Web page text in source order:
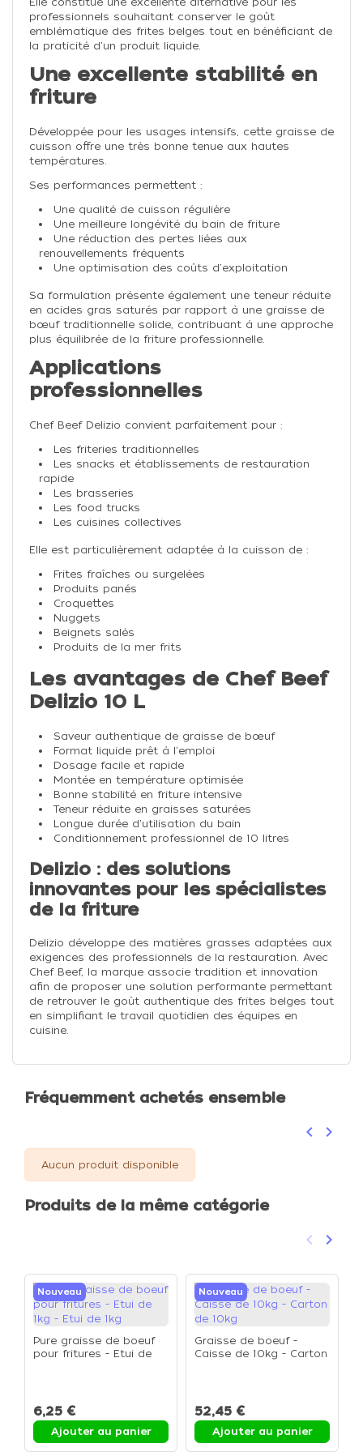
professionnels souhaitant conserver le goût
emblématique des frites belges tout en bénéficiant de
la praticité d'un produit liquide.
Une excellente stabilité en
friture
Développée pour les usages intensifs, cette graisse de
cuisson offre une très bonne tenue aux hautes
températures.
Ses performances permettent :
Une qualité de cuisson régulière
Une meilleure longévité du bain de friture
Une réduction des pertes liées aux
renouvellements fréquents
Une optimisation des coûts d'exploitation
Sa formulation présente également une teneur réduite
en acides gras saturés par rapport à une graisse de
bœuf traditionnelle solide, contribuant à une approche
plus équilibrée de la friture professionnelle.
Applications
professionnelles
Chef Beef Delizio convient parfaitement pour :
Les friteries traditionnelles
Les snacks et établissements de restauration
rapide
Les brasseries
Les food trucks
Les cuisines collectives
Elle est particulièrement adaptée à la cuisson de :
Frites fraîches ou surgelées
Produits panés
Croquettes
Nuggets
Beignets salés
Produits de la mer frits
Les avantages de Chef Beef
Delizio 10 L
Saveur authentique de graisse de bœuf
Format liquide prêt à l'emploi
Dosage facile et rapide
Montée en température optimisée
Bonne stabilité en friture intensive
Teneur réduite en graisses saturées
Longue durée d'utilisation du bain
Conditionnement professionnel de 10 litres
Delizio : des solutions
innovantes pour les spécialistes
de la friture
Delizio développe des matières grasses adaptées aux
exigences des professionnels de la restauration. Avec
Chef Beef, la marque associe tradition et innovation
afin de proposer une solution performante permettant
de retrouver le goût authentique des frites belges tout
en simplifiant le travail quotidien des équipes en
cuisine.
Fréquemment achetés ensemble
Précédent
keyboard_arrow_left keyboard_arrow_right
Aucun produit disponible
Produits de la même catégorie
Précédent
keyboard_arrow_left keyboard_arrow_right
Nouveau
Pure graisse de boeuf
pour fritures - Etui de
6,25 €
Ajouter au panier
Nouveau
Graisse de boeuf -
Caisse de 10kg - Carton
52,45 €
Ajouter au panier